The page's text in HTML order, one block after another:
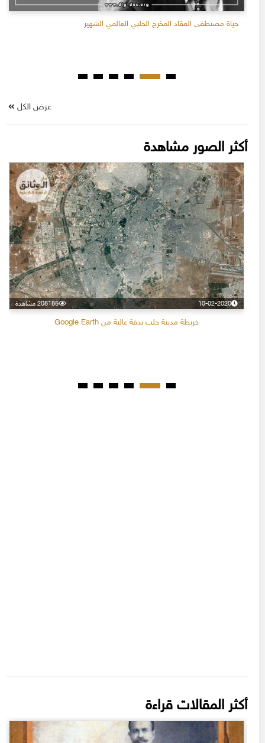
حياة مصىطفى العقاد المخرج الحلبي العالمي الشهير
عرض الكل
أكثر الصور مشاهدة
10-02-2020 208185 مشاهدة
خريطة مدينة حلب بدقة عالية من Google Earth
أكثر المقالات قراءة